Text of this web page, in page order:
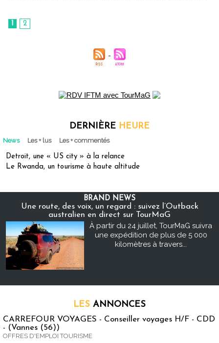
1 2
DERNIÈRE HEURE
News Les + lus Les + commentés
Detroit, une « US city » à la relance
Le Rwanda, un tourisme à haute altitude
BRAND NEWS
Une route, des voix, un regard : suivez l’Outback
australien en direct sur TourMaG
À partir du 24 juillet, TourMaG suivra
une expédition de plus de 5 000
kilomètres à travers...
LES ANNONCES
CARREFOUR VOYAGES - Conseiller voyages H/F - CDD
- (Vannes (56))
OFFRES D'EMPLOI TOURISME